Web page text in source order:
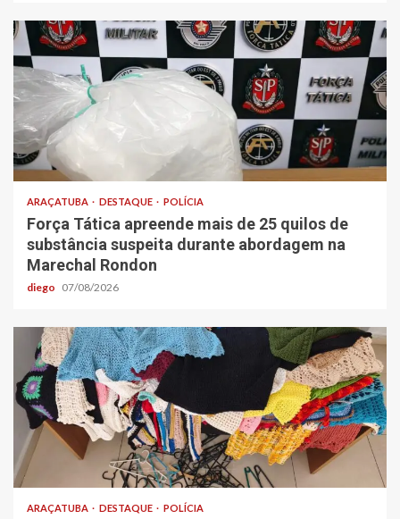
ARAÇATUBA DESTAQUE POLÍCIA
Força Tática apreende mais de 25 quilos de
substância suspeita durante abordagem na
Marechal Rondon
diego 07/08/2026
ARAÇATUBA DESTAQUE POLÍCIA